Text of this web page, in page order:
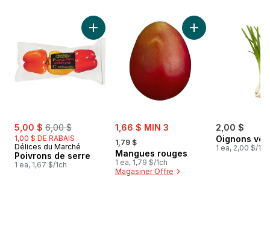
sauter Meilleures ventes
sale:
5,00 $ , formerly:
6,00 $
1,00 $ DE RABAIS
Délices du Marché
Poivrons de serre
1 ea, 1,67 $/1ch
Ajouter Poivrons de serre au panier
sale:
1,66 $ MIN 3
, formerly:
1,79 $
Mangues rouges
1 ea, 1,79 $/1ch
Magasiner Offre
Ajouter Mangues
2,00 $
Oignons
1 ea, 2,00 $/1ch